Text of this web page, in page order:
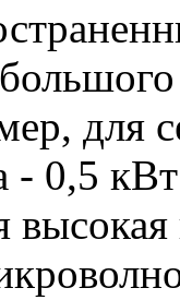
для
- 0,5